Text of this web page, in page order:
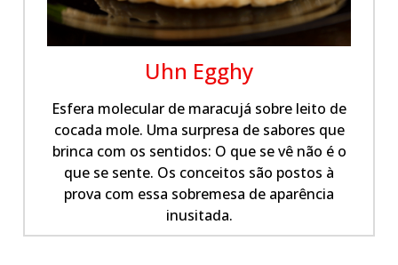
Uhn Egghy
Esfera molecular de maracujá sobre leito de
cocada mole. Uma surpresa de sabores que
brinca com os sentidos: O que se vê não é o
que se sente. Os conceitos são postos à
prova com essa sobremesa de aparência
inusitada.